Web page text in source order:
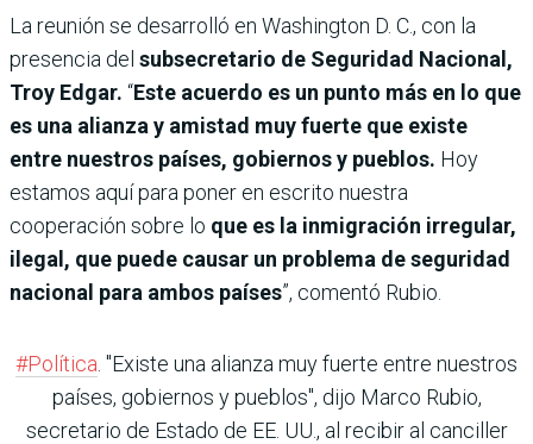
La reunión se desarrolló en Washington D. C., con la
presencia del subsecretario de Seguridad Nacional,
Troy Edgar. “Este acuerdo es un punto más en lo que
es una alianza y amistad muy fuerte que existe
entre nuestros países, gobiernos y pueblos. Hoy
estamos aquí para poner en escrito nuestra
cooperación sobre lo que es la inmigración irregular,
ilegal, que puede causar un problema de seguridad
nacional para ambos países”, comentó Rubio.
#Política . "Existe una alianza muy fuerte entre nuestros
países, gobiernos y pueblos", dijo Marco Rubio,
secretario de Estado de EE. UU., al recibir al canciller